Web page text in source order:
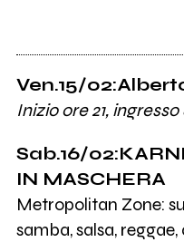
Ven.15/
Inizio ore 21,
Sab.16/
IN MASCHERA
Metropolitan Zone:
samba, salsa,